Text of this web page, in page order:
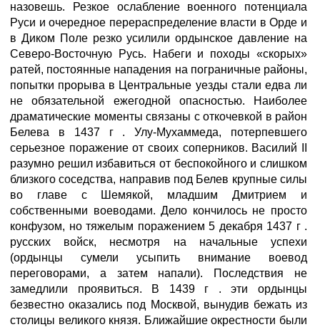
назовешь. Резкое ослабление военного потенциала
Руси и очередное перераспределение власти в Орде и
в Диком Поле резко усилили ордынское давление на
Северо-Восточную Русь. Набеги и походы «скорых»
ратей, постоянные нападения на пограничные районы,
попытки прорыва в Центральные уезды стали едва ли
не обязательной ежегодной опасностью. Наиболее
драматические моменты связаны с откочевкой в район
Белева в 1437 г . Улу-Мухаммеда, потерпевшего
серьезное поражение от своих соперников. Василий II
разумно решил избавиться от беспокойного и слишком
близкого соседства, направив под Белев крупные силы
во главе с Шемякой, младшим Дмитрием и
собственными воеводами. Дело кончилось не просто
конфузом, но тяжелым поражением 5 декабря 1437 г .
русских войск, несмотря на начальные успехи
(ордынцы сумели усыпить внимание воевод
переговорами, а затем напали). Последствия не
замедлили проявиться. В 1439 г . эти ордынцы
безвестно оказались под Москвой, вынудив бежать из
столицы великого князя. Ближайшие окрестности были